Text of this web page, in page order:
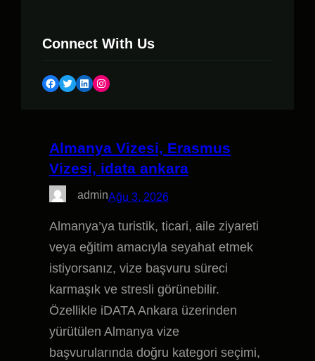
Connect With Us
Facebook Twitter LinkedIn Instagram
Almanya Vizesi, Erasmus
Vizesi, idata ankara
adminAğu 3, 2026
Almanya’ya turistik, ticari, aile ziyareti
veya eğitim amacıyla seyahat etmek
istiyorsanız, vize başvuru süreci
karmaşık ve stresli görünebilir.
Özellikle iDATA Ankara üzerinden
yürütülen Almanya vize
başvurularında doğru kategori seçimi,